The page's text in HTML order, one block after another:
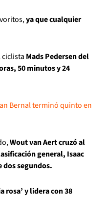
ya que cualquier
ciclista Mads Pedersen del
50 minutos y 24
Bernal terminó quinto en
Wout van Aert cruzó al
general, Isaac
dos segundos.
rosa’ y lidera con 38